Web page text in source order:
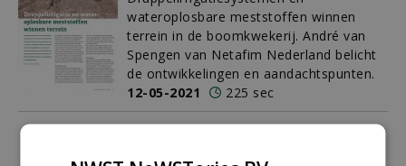
wateroplosbare meststoffen winnen
terrein in de boomkwekerij. André van
Spengen van Netafim Nederland belicht
de ontwikkelingen en aandachtspunten.
12-05-2021
225 sec